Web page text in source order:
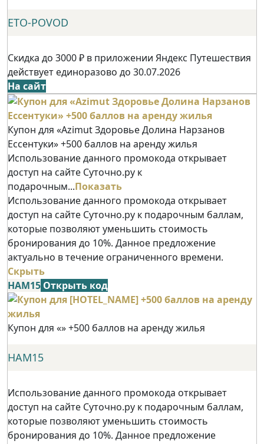
ETO-POVOD
Скидка до 3000 ₽ в приложении Яндекс Путешествия
действует единоразово до 30.07.2026
На сайт
Купон для «Azimut Здоровье Долина Нарзанов
Ессентуки» +500 баллов на аренду жилья
Использование данного промокода открывает
доступ на сайте Суточно.ру к
подарочным...Показать
Использование данного промокода открывает
доступ на сайте Суточно.ру к подарочным баллам,
которые позволяют уменьшить стоимость
бронирования до 10%. Данное предложение
актуально в течение ограниченного времени.
Скрыть
НАМ15 Открыть код
Купон для «» +500 баллов на аренду жилья
НАМ15
Использование данного промокода открывает
доступ на сайте Суточно.ру к подарочным баллам,
которые позволяют уменьшить стоимость
бронирования до 10%. Данное предложение